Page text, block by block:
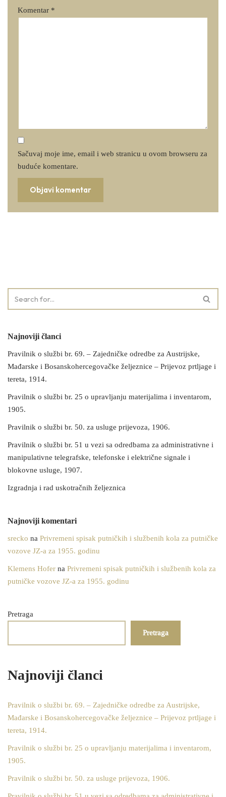
Komentar *
Sačuvaj moje ime, email i web stranicu u ovom browseru za
buduće komentare.
Najnoviji članci
Pravilnik o službi br. 69. – Zajedničke odredbe za Austrijske,
Mađarske i Bosanskohercegovačke željeznice – Prijevoz prtljage i
tereta, 1914.
Pravilnik o službi br. 25 o upravljanju materijalima i inventarom,
1905.
Pravilnik o službi br. 50. za usluge prijevoza, 1906.
Pravilnik o službi br. 51 u vezi sa odredbama za administrativne i
manipulativne telegrafske, telefonske i električne signale i
blokovne usluge, 1907.
Izgradnja i rad uskotračnih željeznica
Najnoviji komentari
srecko na Privremeni spisak putničkih i službenih kola za putničke
vozove JZ-a za 1955. godinu
Klemens Hofer na Privremeni spisak putničkih i službenih kola za
putničke vozove JZ-a za 1955. godinu
Pretraga
Pretraga
Najnoviji članci
Pravilnik o službi br. 69. – Zajedničke odredbe za Austrijske,
Mađarske i Bosanskohercegovačke željeznice – Prijevoz prtljage i
tereta, 1914.
Pravilnik o službi br. 25 o upravljanju materijalima i inventarom,
1905.
Pravilnik o službi br. 50. za usluge prijevoza, 1906.